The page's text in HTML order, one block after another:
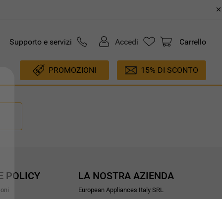
Supporto e servizi Accedi Carrello
PROMOZIONI 15% DI SCONTO
POLICY LA NOSTRA AZIENDA
European Appliances Italy SRL